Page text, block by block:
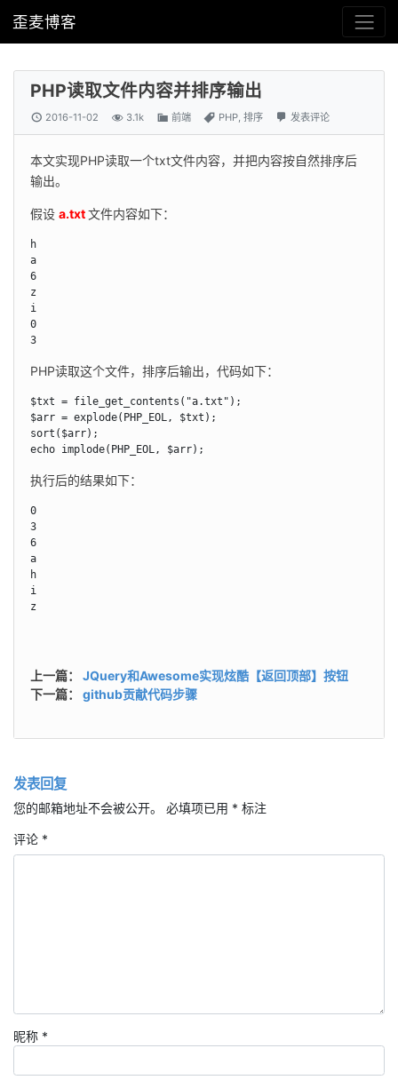
歪麦博客
PHP读取文件内容并排序输出
2016-11-02 3.1k 前端 PHP, 排序 发表评论
本文实现PHP读取一个txt文件内容，并把内容按自然排序后
输出。
假设 a.txt 文件内容如下：
h
a
6
z
i
0
3
PHP读取这个文件，排序后输出，代码如下：
$txt = file_get_contents("a.txt");
$arr = explode(PHP_EOL, $txt);
sort($arr);
echo implode(PHP_EOL, $arr);
执行后的结果如下：
0
3
6
a
h
i
z
上一篇： JQuery和Awesome实现炫酷【返回顶部】按钮
下一篇： github贡献代码步骤
发表回复
您的邮箱地址不会被公开。 必填项已用 * 标注
评论 *
昵称 *